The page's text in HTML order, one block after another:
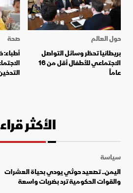
حول العالم
بريطانيا تحظر وسائل التواصل
الاجتماعي للأطفال أقل من 16
عاماً
صحة
الأكثر
سياسة
اليمن.. تصعيد حوثي يودي بحياة العشرات
والقوات الحكومية ترد بضربات واسعة